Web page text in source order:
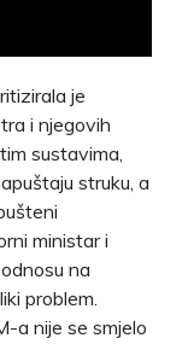
je
i njegovih
sustavima,
struku, a
ministar i
na
problem.
a nije se smjelo